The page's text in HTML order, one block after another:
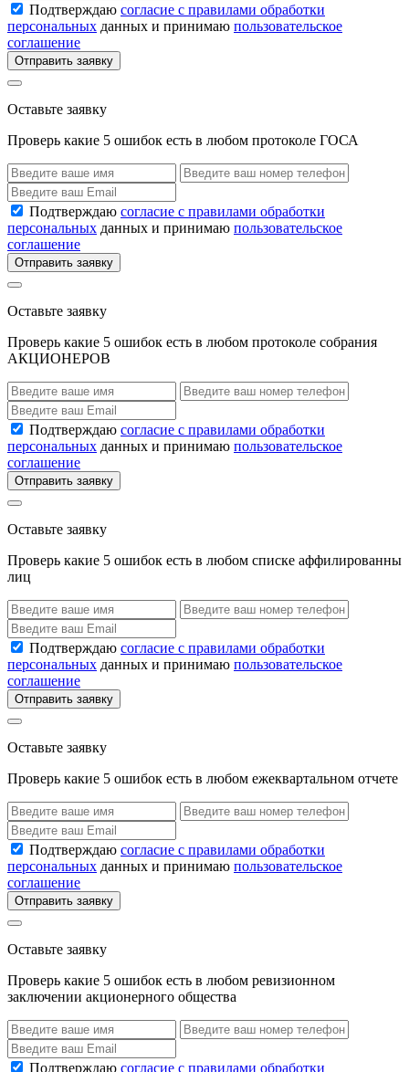
Подтверждаю согласие с правилами обработки
персональных данных и принимаю пользовательское
соглашение
Отправить заявку
Оставьте заявку
Проверь какие 5 ошибок есть в любом протоколе ГОСА
Подтверждаю согласие с правилами обработки
персональных данных и принимаю пользовательское
соглашение
Отправить заявку
Оставьте заявку
Проверь какие 5 ошибок есть в любом протоколе собрания
АКЦИОНЕРОВ
Подтверждаю согласие с правилами обработки
персональных данных и принимаю пользовательское
соглашение
Отправить заявку
Оставьте заявку
Проверь какие 5 ошибок есть в любом списке аффилированны
лиц
Подтверждаю согласие с правилами обработки
персональных данных и принимаю пользовательское
соглашение
Отправить заявку
Оставьте заявку
Проверь какие 5 ошибок есть в любом ежеквартальном отчете
Подтверждаю согласие с правилами обработки
персональных данных и принимаю пользовательское
соглашение
Отправить заявку
Оставьте заявку
Проверь какие 5 ошибок есть в любом ревизионном
заключении акционерного общества
Подтверждаю согласие с правилами обработки